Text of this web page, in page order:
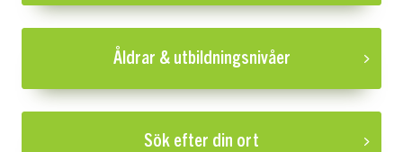
Åldrar & utbildningsnivåer
Sök efter din ort